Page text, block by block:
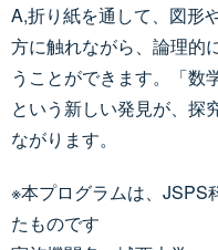
A,折り紙を通して、図形
方に触れながら、論理的
うことができます。「数
という新しい発見が、探
ながります。
※本プログラムは、JSPS
たものです